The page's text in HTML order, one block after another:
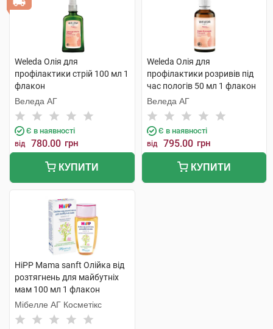
Weleda Олія для
профілактики стрій 100 мл 1
флакон
Веледа АГ
Є в наявності
від 780.00 грн
КУПИТИ
Weleda Олія для
профілактики розривів під
час пологів 50 мл 1 флакон
Веледа АГ
Є в наявності
від 795.00 грн
КУПИТИ
HiPP Mama sanft Олійка від
розтягнень для майбутніх
мам 100 мл 1 флакон
Мібелле АГ Косметікс